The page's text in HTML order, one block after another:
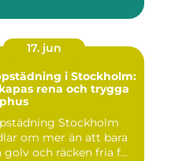
17. jun
i Stockholm:
rena och trygga
Stockholm
om mer än att bara
golv och räcken fria f...